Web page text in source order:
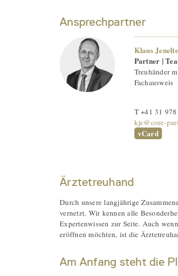
Ansprechpartner
Klaus
Partner |
Treuhänder
Fachausweis
T +41 31
kje@core-
vCard
Ärztetreuhand
Durch unsere langjährige
vernetzt. Wir kennen alle
Expertenwissen zur Seite. Auch
eröffnen möchten, ist die
Am Anfang steht die